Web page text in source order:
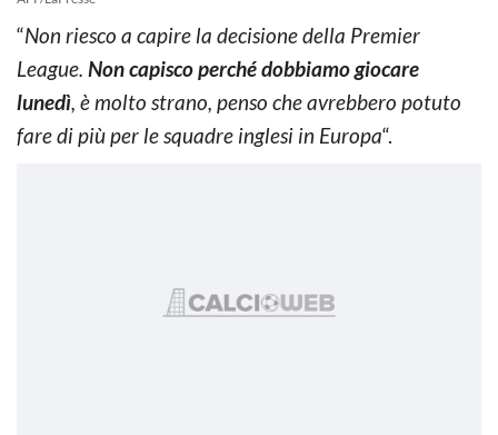
“Non riesco a capire la decisione della Premier
League. Non capisco perché dobbiamo giocare
lunedì, è molto strano, penso che avrebbero potuto
fare di più per le squadre inglesi in Europa“.